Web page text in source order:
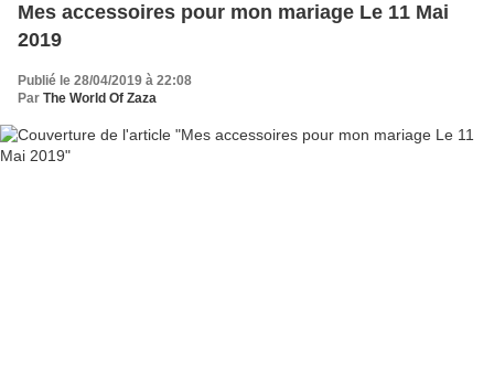
Mes accessoires pour mon mariage Le 11 Mai
2019
Publié le 28/04/2019 à 22:08
Par The World Of Zaza